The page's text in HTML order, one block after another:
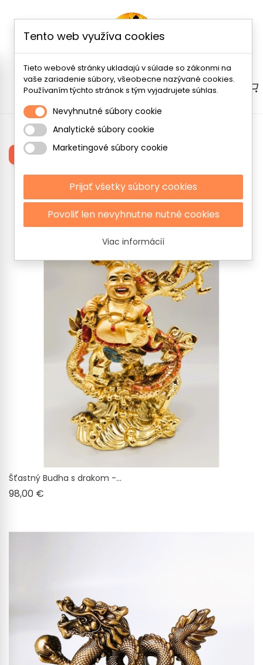
Menu
Filtrovať
Zobrazuje sa 1-11 z 11 položiek
Šťastný Budha s drakom -...
98,00 €
Tento web využíva cookies
Tieto webové stránky ukladajú v súlade so zákonmi na
vaše zariadenie súbory, všeobecne nazývané cookies.
Používaním týchto stránok s tým vyjadrujete súhlas.
Nevyhnutné súbory cookie
Analytické súbory cookie
Marketingové súbory cookie
Prijať všetky súbory cookies
Povoliť len nevyhnutne nutné cookies
Viac informácií